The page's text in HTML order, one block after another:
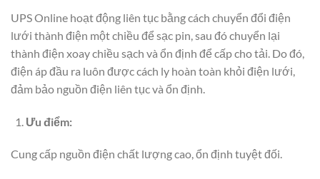
UPS Online hoạt động liên tục bằng cách chuyển đổi điện
lưới thành điện một chiều để sạc pin, sau đó chuyển lại
thành điện xoay chiều sạch và ổn định để cấp cho tải. Do đó,
điện áp đầu ra luôn được cách ly hoàn toàn khỏi điện lưới,
đảm bảo nguồn điện liên tục và ổn định.
Ưu điểm:
Cung cấp nguồn điện chất lượng cao, ổn định tuyệt đối.